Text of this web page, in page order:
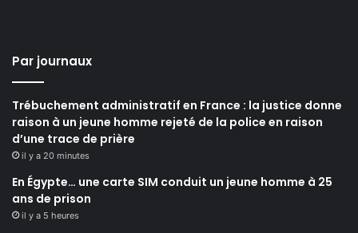
Par journaux
Trébuchement administratif en France : la justice donne
raison à un jeune homme rejeté de la police en raison
d’une trace de prière
il y a 20 minutes
En Égypte… une carte SIM conduit un jeune homme à 25
ans de prison
il y a 5 heures